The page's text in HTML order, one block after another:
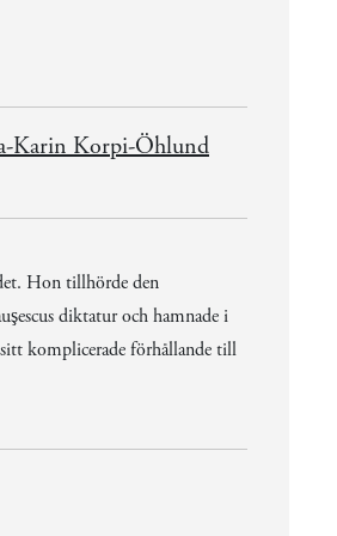
Karin Korpi-Öhlund
Hon tillhörde den
diktatur och hamnade i
komplicerade förhållande till